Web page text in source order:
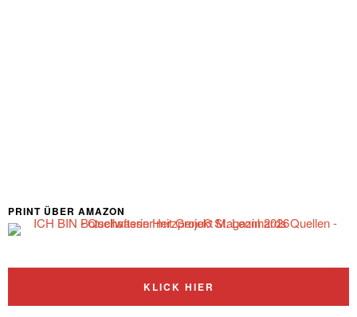
PRINT ÜBER AMAZON
KLICK HIER